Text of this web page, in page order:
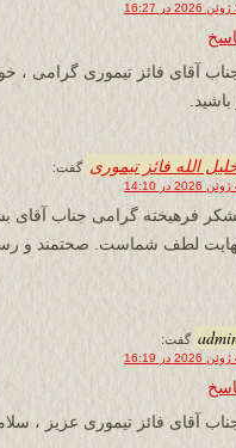
آقای فائز تیموری گرامی ،
الله فائز تیموری گفت:
فرهیخته گرامی جناب آقای
لطف شماست. صحتمند و
گفت:
آقای فائز تیموری عزیز ،